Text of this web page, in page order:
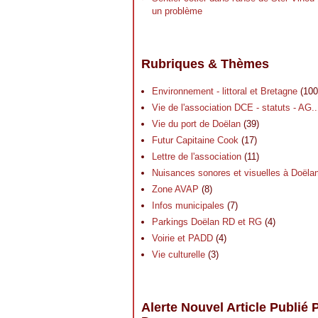
un problème
Rubriques & Thèmes
Environnement - littoral et Bretagne
Vie de l'association DCE - statuts -
Vie du port de Doëlan (39)
Futur Capitaine Cook (17)
Lettre de l'association (11)
Nuisances sonores et visuelles à
Zone AVAP (8)
Infos municipales (7)
Parkings Doëlan RD et RG (4)
Voirie et PADD (4)
Vie culturelle (3)
Alerte Nouvel Article Publié